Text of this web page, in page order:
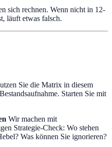
sich rechnen. Wenn nicht in 12-
läuft etwas falsch.
Sie die Matrix in diesem
Starten Sie mit
Wir machen mit
Strategie-Check: Wo stehen
Was können Sie ignorieren?